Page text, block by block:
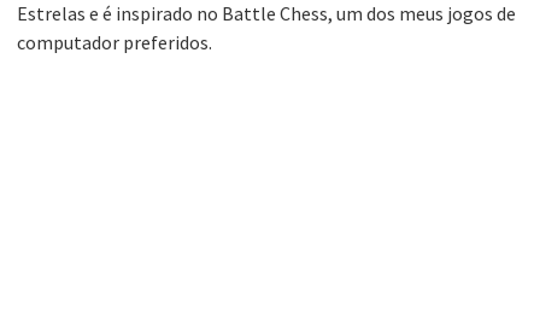
Estrelas e é inspirado no Battle Chess, um dos meus jogos de
computador preferidos.